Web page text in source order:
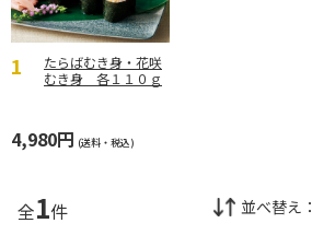
たらばむき身・花咲
むき身 各１１０ｇ
4,980円 (送料・税込)
全1件 並べ替え：